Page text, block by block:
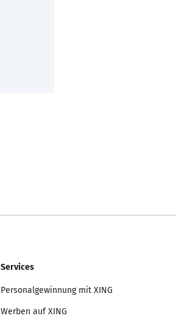
Services
Personalgewinnung mit XING
Werben auf XING